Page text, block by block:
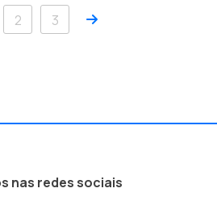
2 3 Próximo
nas redes sociais